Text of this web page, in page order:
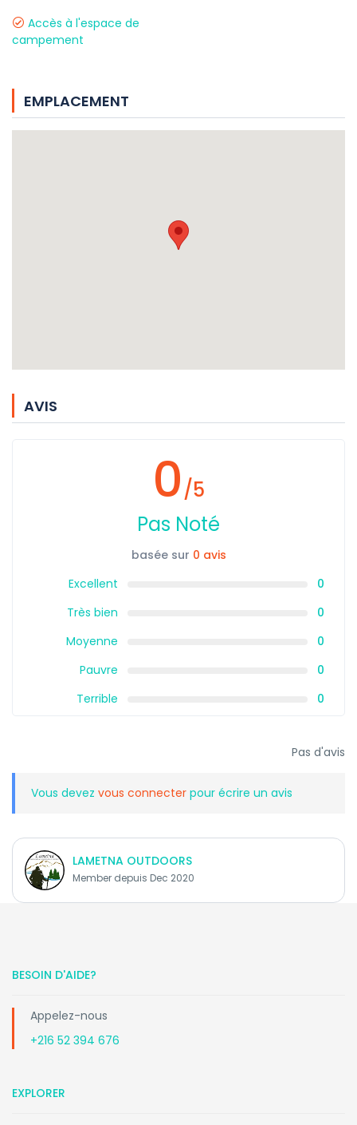
Accès à l'espace de
campement
EMPLACEMENT
AVIS
0/5
Pas Noté
basée sur 0 avis
Excellent
0
Très bien
0
Moyenne
0
Pauvre
0
Terrible
0
Pas d'avis
Vous devez vous connecter pour écrire un avis
LAMETNA OUTDOORS
Member depuis Dec 2020
BESOIN D'AIDE?
Appelez-nous
+216 52 394 676
EXPLORER